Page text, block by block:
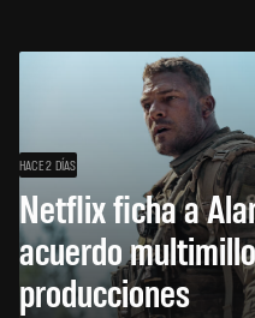
HACE 2 DÍAS
Netflix ficha a
acuerdo
producciones